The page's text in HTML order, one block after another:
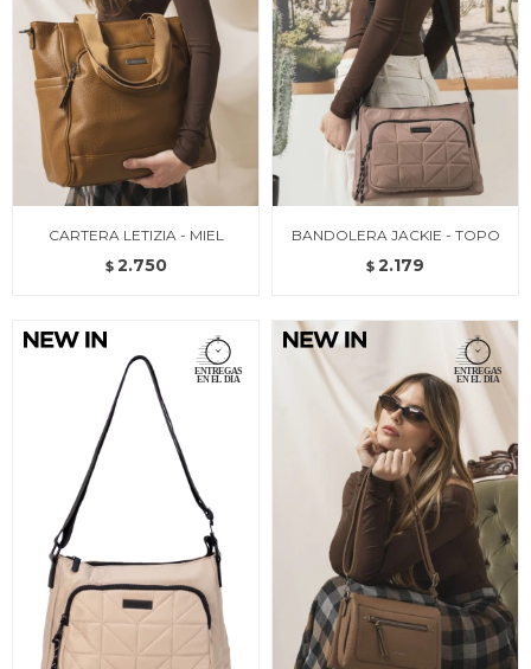
CARTERA LETIZIA - MIEL
$ 2.750
BANDOLERA JACKIE - TOPO
$ 2.179